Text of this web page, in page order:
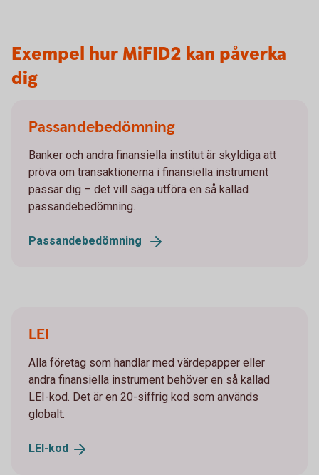
Exempel hur MiFID2 kan påverka
dig
Passandebedömning
Banker och andra finansiella institut är skyldiga att
pröva om transaktionerna i finansiella instrument
passar dig – det vill säga utföra en så kallad
passandebedömning.
Passandebedömning
LEI
Alla företag som handlar med värdepapper eller
andra finansiella instrument behöver en så kallad
LEI-kod. Det är en 20-siffrig kod som används
globalt.
LEI-kod